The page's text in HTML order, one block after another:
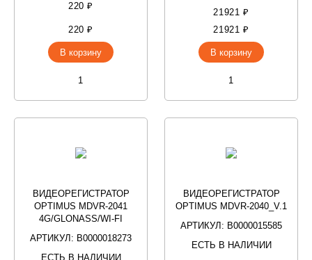
220 ₽
220 ₽
В корзину
21921 ₽
21921 ₽
В корзину
ВИДЕОРЕГИСТРАТОР
OPTIMUS MDVR-2041
4G/GLONASS/WI-FI
АРТИКУЛ: В0000018273
ЕСТЬ В НАЛИЧИИ
ВИДЕОРЕГИСТРАТОР
OPTIMUS MDVR-2040_V.1
АРТИКУЛ: В0000015585
ЕСТЬ В НАЛИЧИИ